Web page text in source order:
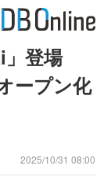
」登場
ープン化
2025/10/31 08:00